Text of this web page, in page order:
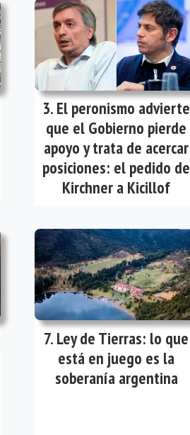
El peronismo advierte
que el Gobierno pierde
apoyo y trata de acercar
posiciones: el pedido de
Kirchner a Kicillof
Ley de Tierras: lo que
está en juego es la
soberanía argentina